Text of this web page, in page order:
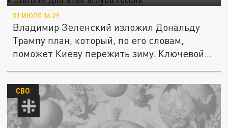
31 ИЮЛЯ 16:29
Владимир Зеленский изложил Дональду
Трампу план, который, по его словам,
поможет Киеву пережить зиму. Ключевой...
СВО